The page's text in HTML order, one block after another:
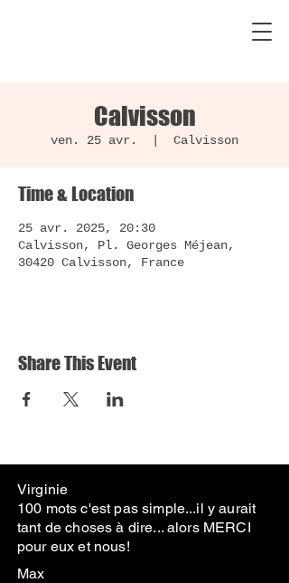
Calvisson
ven. 25 avr. Calvisson
Time & Location
25 avr. 2025, 20:30
Calvisson, Pl. Georges Méjean,
30420 Calvisson, France
Share This Event
Virginie
100 mots c'est pas simple...il y aurait
tant de choses à dire... alors MERCI
pour eux et nous!
Max